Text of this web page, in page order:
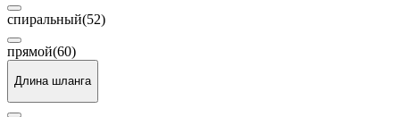
спиральный(52)
прямой(60)
Длина шланга